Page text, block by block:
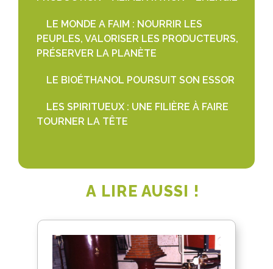
LE MONDE A FAIM : NOURRIR LES
PEUPLES, VALORISER LES PRODUCTEURS,
PRÉSERVER LA PLANÈTE
LE BIOÉTHANOL POURSUIT SON ESSOR
LES SPIRITUEUX : UNE FILIÈRE À FAIRE
TOURNER LA TÊTE
A LIRE AUSSI !